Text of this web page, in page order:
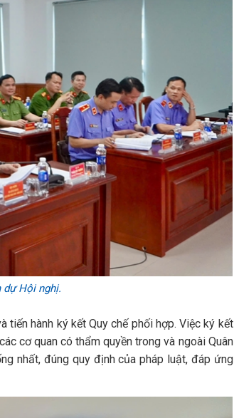
dự Hội nghị.
tiến hành ký kết Quy chế phối hợp. Việc ký kết
cơ quan có thẩm quyền trong và ngoài Quân
nhất, đúng quy định của pháp luật, đáp ứng